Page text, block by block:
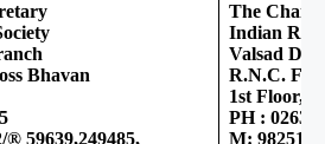
Bhavan
® 59639,249485,
The
Indian Red
Valsad
R.N.C.
1st Floor,
PH :
M: